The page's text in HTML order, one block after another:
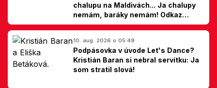
chalupu na Maldivách... Ja chalupy
nemám, baráky nemám! Odkaz
Slovákom
10. aug. 2026 o 05:49
Podpásovka v úvode Let's Dance?
Kristián Baran si nebral servítku: Ja
som stratil slová!